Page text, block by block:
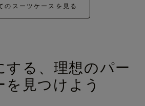
のスーツケースを見る
する、理想のパー
を見つけよう